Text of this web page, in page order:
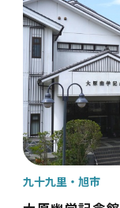
九十九里 旭市